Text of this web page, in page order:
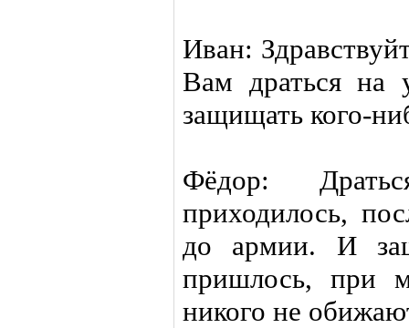
Иван:
Вам драться на
защищать кого-
Фёдор:
приходилось,
до армии. И
пришлось, при
никого не